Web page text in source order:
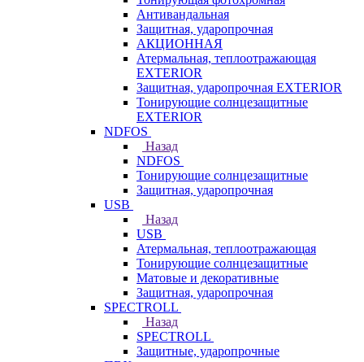
Антивандальная
Защитная, ударопрочная
АКЦИОННАЯ
Атермальная, теплоотражающая
EXTERIOR
Защитная, ударопрочная EXTERIOR
Тонирующие солнцезащитные
EXTERIOR
NDFOS
Назад
NDFOS
Тонирующие солнцезащитные
Защитная, ударопрочная
USB
Назад
USB
Атермальная, теплоотражающая
Тонирующие солнцезащитные
Матовые и декоративные
Защитная, ударопрочная
SPECTROLL
Назад
SPECTROLL
Защитные, ударопрочные